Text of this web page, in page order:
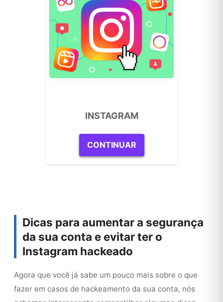
INSTAGRAM
CONTINUAR
Dicas para aumentar a segurança
da sua conta e evitar ter o
Instagram hackeado
Agora que você já sabe um pouco mais sobre o que
fazer em casos de hackeamento da sua conta, nós